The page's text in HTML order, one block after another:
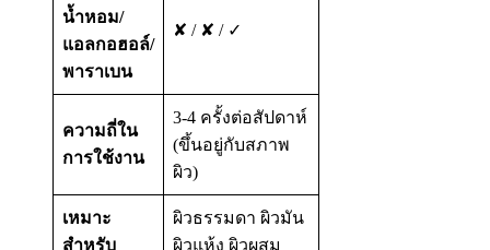
น้ำหอม/
แอลกอฮอล์/
พาราเบน
✘ / ✘ / ✓
ความถี่ใน
การใช้งาน
3-4 ครั้งต่อสัปดาห์
(ขึ้นอยู่กับสภาพ
ผิว)
เหมาะ
สำหรับ
ผิวธรรมดา ผิวมัน
ผิวแห้ง ผิวผสม